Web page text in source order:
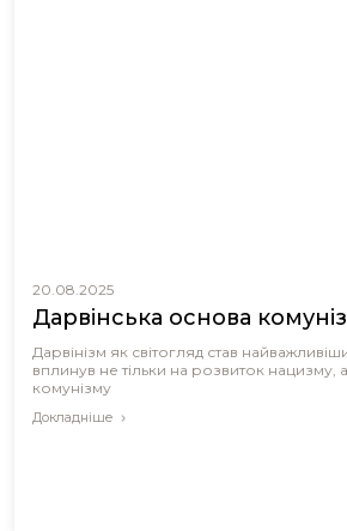
20.08.2025
Дарвінська основа
Дарвінізм як світогляд став
вплинув не тільки на розвиток нацизму,
комунізму
Докладніше